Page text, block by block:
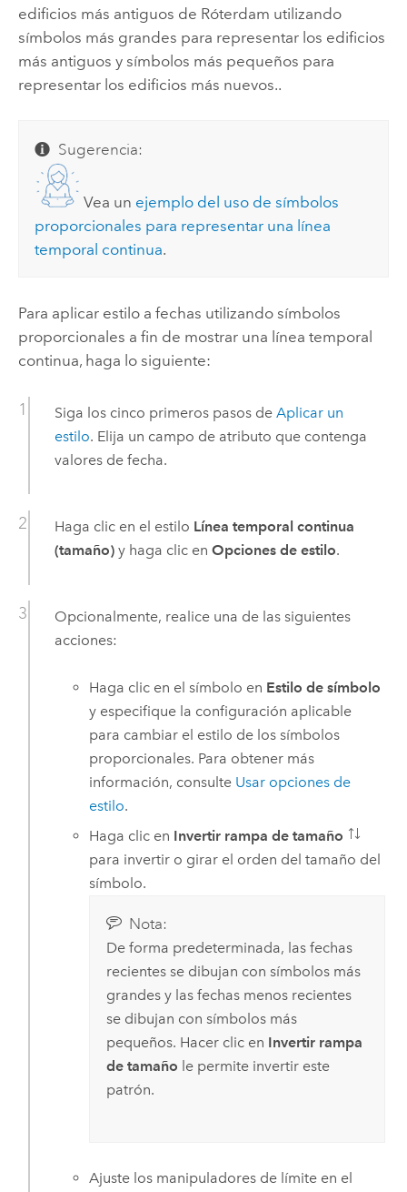
edificios más antiguos de Róterdam utilizando
símbolos más grandes para representar los edificios
más antiguos y símbolos más pequeños para
representar los edificios más nuevos..
Sugerencia:
Vea un ejemplo del uso de símbolos
proporcionales para representar una línea
temporal continua.
Para aplicar estilo a fechas utilizando símbolos
proporcionales a fin de mostrar una línea temporal
continua, haga lo siguiente:
Siga los cinco primeros pasos de Aplicar un
estilo. Elija un campo de atributo que contenga
valores de fecha.
Haga clic en el estilo Línea temporal continua
(tamaño)y haga clic en Opciones de estilo.
Opcionalmente, realice una de las siguientes
acciones:
Haga clic en el símbolo en Estilo de símbolo
y especifique la configuración aplicable
para cambiar el estilo de los símbolos
proporcionales. Para obtener más
información, consulte Usar opciones de
estilo.
Haga clic en Invertir rampa de tamaño
para invertir o girar el orden del tamaño del
símbolo.
Nota:
De forma predeterminada, las fechas
recientes se dibujan con símbolos más
grandes y las fechas menos recientes
se dibujan con símbolos más
pequeños. Hacer clic en Invertir rampa
de tamaño le permite invertir este
patrón.
Ajuste los manipuladores de límite en el